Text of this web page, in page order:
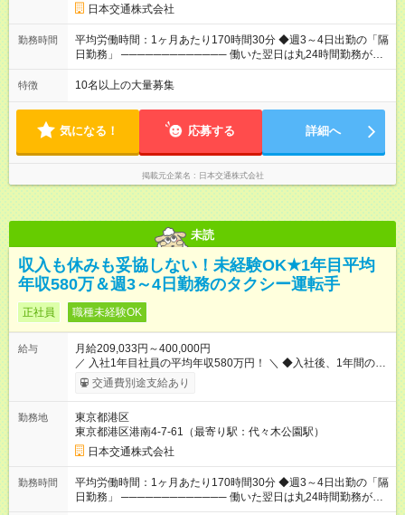
歩合＋賞与年3回 ※上記には、一律支給の手当を含みます。
※「厚生労働省のタクシー運転者の最低賃金計算方法に基づ
く」 ◆業界最高水準の歩合率で還元！ ───────────────
売上の62%が歩合や賞与として還元されるため、頑張った分だ
も！ 【試用期間】試用期間あり 試用期間の長さ：3ヶ月 雇用形
態、給与は本採用時と同じです。 試用期間中の労働条件は本採
用と同じです。
日本交通株式会社
勤務時間
平均労働時間：1ヶ月あたり170時間30分 ◆週3～4日出勤の「隔
日勤務」 ───────────── 働いた翌日は丸24時間勤務が入
りません。 ◆最も稼ぎやすい時間帯で勤務
───────────── シフトは、15：00～翌10：00 ※月間労働
7.5h ※残業は基本的にありません 平均労働時間：1ヶ月あたり
170時間30分 ◆週3～4日出勤の「隔日勤務」
───────────── 働いた翌日は丸24時間勤務が入りませ
ん。 ◆最も稼ぎやすい時間帯で勤務 ───────────── シフ
トは、15：00～翌10：00 ※月間労働時間170.5h ※1回の乗務は
15.5h（休憩3h） ※研修中は実働時間7.5h ※残業は基本的にあり
特徴 10名以上の大量募集
気になる！ 応募する 詳細へ
掲載元企業名 日本交通株式会社
未読
収入も休みも妥協しない！未経験OK★1年目平均
年収580万＆週3～4日勤務のタクシー運転手
正社員 職種未経験OK
給与
月給209,033円～400,000円
／ 入社1年目社員の平均年収580万円！ ＼ ◆入社後、1年間の給
与保証あり！ ─────────────── 乗務にじっくりと慣れて
いただけるよう、売上に関係なく給与を保証します。保証額以
たします。 【入社1～3カ月目】月給40万円保証 【入社4～12カ
月目】月給35万円保証 【入社13カ月以降】月給20万9033円＋
歩合＋賞与年3回 ※上記には、一律支給の手当を含みます。
※「厚生労働省のタクシー運転者の最低賃金計算方法に基づ
く」 ◆業界最高水準の歩合率で還元！ ───────────────
売上の62%が歩合や賞与として還元されるため、頑張った分だ
交通費別途支給あり
勤務地
東京都港区
東京都港区港南4-7-61（最寄り駅：代々木公園駅）
日本交通株式会社
勤務時間
平均労働時間：1ヶ月あたり170時間30分 ◆週3～4日出勤の「隔
日勤務」 ───────────── 働いた翌日は丸24時間勤務が入
りません。 ◆最も稼ぎやすい時間帯で勤務